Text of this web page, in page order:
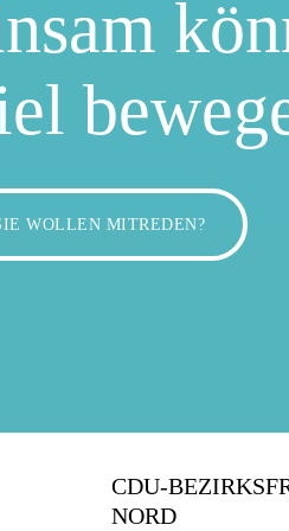
WOLLEN MITREDEN?
CDU-
NORD